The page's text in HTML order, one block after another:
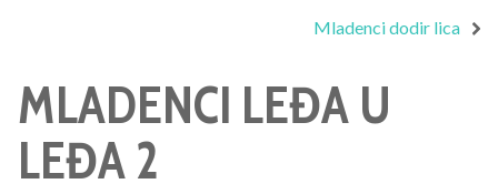
Mladenci dodir lica
MLADENCI LEĐA U
LEĐA 2